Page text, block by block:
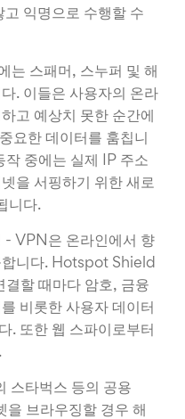
익명으로 수행할 수
는 스패머, 스누퍼 및 해
. 이들은 사용자의 온라
고 예상치 못한 순간에
요한 데이터를 훔칩니
중에는 실제 IP 주소
을 서핑하기 위한 새로
니다.
- VPN은 온라인에서 향
합니다. Hotspot Shield
할 때마다 암호, 금융
비롯한 사용자 데이터
. 또한 웹 스파이로부터
스타벅스 등의 공용
브라우징할 경우 해